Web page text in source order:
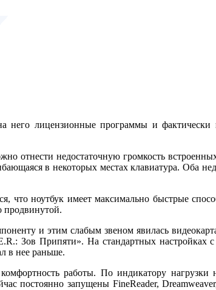
него лицензионные программы и фактически
отнести недостаточную громкость
в некоторых местах клавиатура. Оба
что ноутбук имеет максимально быстрые
продвинутой.
и этим слабым звеном явилась
Зов Припяти». На стандартных настройках
в нее раньше.
работы. По индикатору
постоянно запущены FineReader,